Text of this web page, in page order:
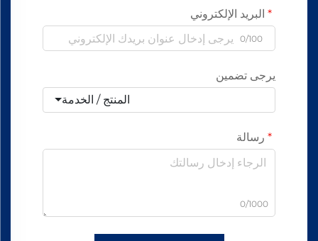
البريد الإلكتروني
0/100
يرجى تضمين
المنتج / الخدمة
رسالة
0/1000